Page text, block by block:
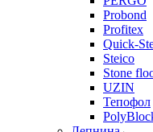
Probond
Profitex
Quick-
Steico
Stone
UZIN
Тепофол